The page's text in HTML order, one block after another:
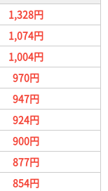
1,328円
1,074円
1,004円
970円
947円
924円
900円
877円
854円